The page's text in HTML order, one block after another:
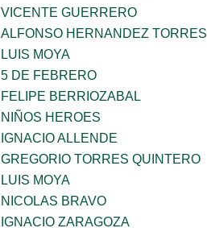
VICENTE GUERRERO
ALFONSO HERNANDEZ TORRES
LUIS MOYA
5 DE FEBRERO
FELIPE BERRIOZABAL
NIÑOS HEROES
IGNACIO ALLENDE
GREGORIO TORRES QUINTERO
LUIS MOYA
NICOLAS BRAVO
IGNACIO ZARAGOZA